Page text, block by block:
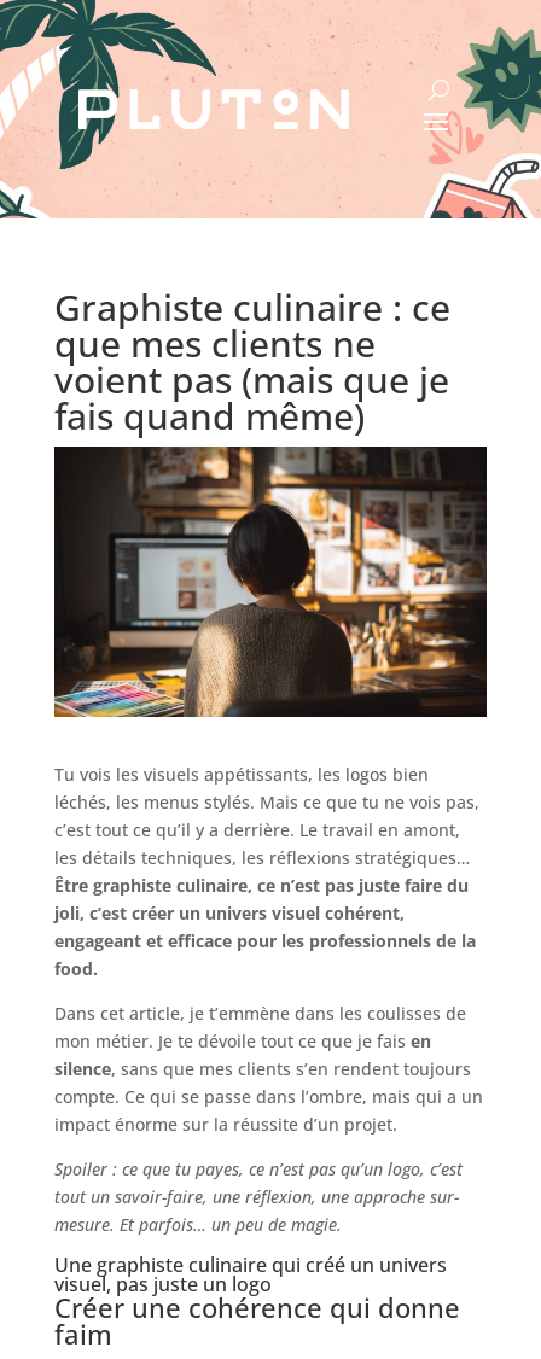
Graphiste culinaire : ce
que mes clients ne
voient pas (mais que je
fais quand même)
Tu vois les visuels appétissants, les logos bien
léchés, les menus stylés. Mais ce que tu ne vois pas,
c’est tout ce qu’il y a derrière. Le travail en amont,
les détails techniques, les réflexions stratégiques…
Être graphiste culinaire, ce n’est pas juste faire du
joli, c’est créer un univers visuel cohérent,
engageant et efficace pour les professionnels de la
food.
Dans cet article, je t’emmène dans les coulisses de
mon métier. Je te dévoile tout ce que je fais en
silence, sans que mes clients s’en rendent toujours
compte. Ce qui se passe dans l’ombre, mais qui a un
impact énorme sur la réussite d’un projet.
Spoiler : ce que tu payes, ce n’est pas qu’un logo, c’est
tout un savoir-faire, une réflexion, une approche sur-
mesure. Et parfois… un peu de magie.
Une graphiste culinaire qui créé un univers
visuel, pas juste un logo
Créer une cohérence qui donne
faim